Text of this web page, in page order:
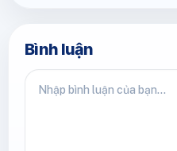
Bình luận